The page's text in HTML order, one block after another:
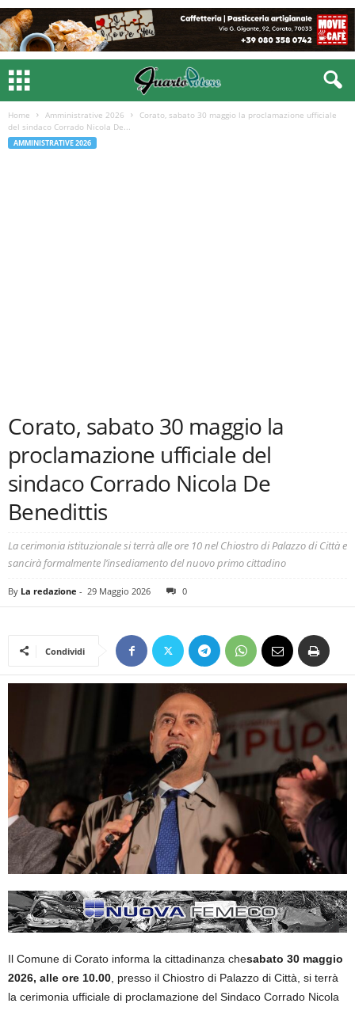
Home Amministrative 2026
Corato, sabato 30 maggio la proclamazione ufficiale
del sindaco Corrado Nicola De...
AMMINISTRATIVE 2026
Corato, sabato 30 maggio la
proclamazione ufficiale del
sindaco Corrado Nicola De
Benedittis
La cerimonia istituzionale si terrà alle ore 10 nel Chiostro di Palazzo di Città e
sancirà formalmente l’insediamento del nuovo primo cittadino
By La redazione - 29 Maggio 2026 0
Condividi
Il Comune di Corato informa la cittadinanza chesabato 30 maggio
2026, alle ore 10.00 , presso il Chiostro di Palazzo di Città, si terrà
la cerimonia ufficiale di proclamazione del Sindaco Corrado Nicola